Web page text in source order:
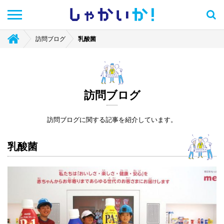
しゃかい か！
訪問ブログ 乳酸菌
訪問ブログ
訪問ブログに関する記事を紹介しています。
乳酸菌